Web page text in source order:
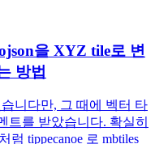
을 XYZ tile로 변
방법
니다만, 그 때에 벡터 타
트를 받았습니다. 확실히
tippecanoe 로 mbtiles